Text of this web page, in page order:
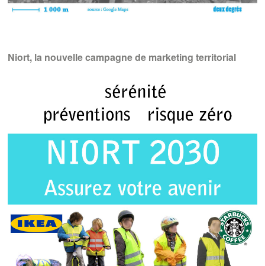
Niort, la nouvelle campagne de marketing territorial